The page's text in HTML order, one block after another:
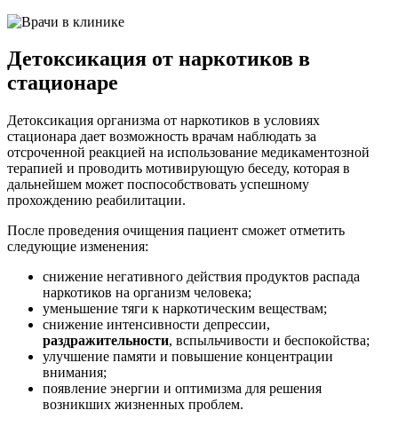
Детоксикация от наркотиков в
стационаре
Детоксикация организма от наркотиков в условиях
стационара дает возможность врачам наблюдать за
отсроченной реакцией на использование медикаментозной
терапией и проводить мотивирующую беседу, которая в
дальнейшем может поспособствовать успешному
прохождению реабилитации.
После проведения очищения пациент сможет отметить
следующие изменения:
снижение негативного действия продуктов распада
наркотиков на организм человека;
уменьшение тяги к наркотическим веществам;
снижение интенсивности депрессии,
раздражительности, вспыльчивости и беспокойства;
улучшение памяти и повышение концентрации
внимания;
появление энергии и оптимизма для решения
возникших жизненных проблем.